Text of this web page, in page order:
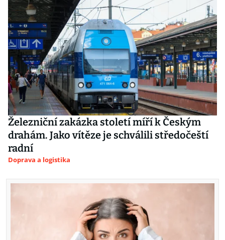
Železniční zakázka století míří k Českým
drahám. Jako vítěze je schválili středočeští
radní
Doprava a logistika